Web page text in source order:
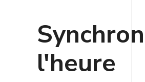
l'heure